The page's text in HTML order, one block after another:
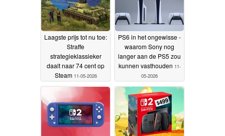
Laagste prijs tot nu toe:
Straffe
strategieklassieker
daalt naar 74 cent op
Steam 11-05-2026
PS6 in het ongewisse -
waarom Sony nog
langer aan de PS5 zou
kunnen vasthouden 11-
05-2026